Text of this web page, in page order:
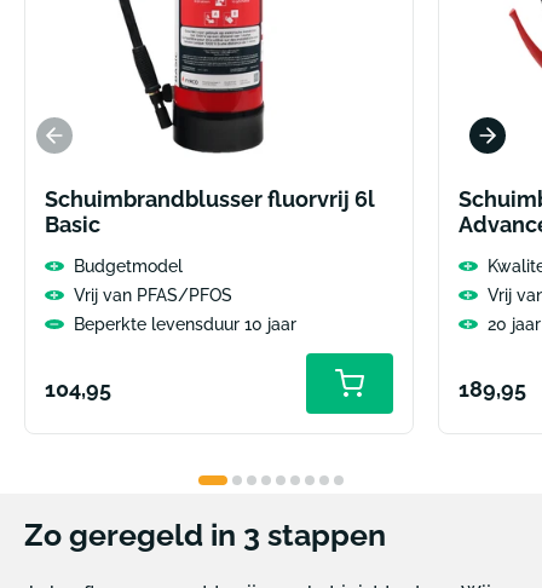
Schuimbrandblusser fluorvrij 6l
Basic
Budgetmodel
Vrij van PFAS/PFOS
Beperkte levensduur 10 jaar
Normale
104,95
Vrij
20
189,95
Zo geregeld in 3 stappen